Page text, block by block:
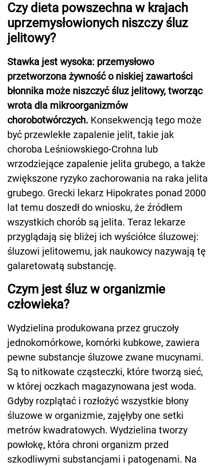
Czy dieta powszechna w krajach
uprzemysłowionych niszczy śluz
jelitowy?
Stawka jest wysoka: przemysłowo
przetworzona żywność o niskiej zawartości
błonnika może niszczyć śluz jelitowy, tworząc
wrota dla mikroorganizmów
chorobotwórczych. Konsekwencją tego może
być przewlekłe zapalenie jelit, takie jak
choroba Leśniowskiego-Crohna lub
wrzodziejące zapalenie jelita grubego, a także
zwiększone ryzyko zachorowania na raka jelita
grubego. Grecki lekarz Hipokrates ponad 2000
lat temu doszedł do wniosku, że źródłem
wszystkich chorób są jelita. Teraz lekarze
przyglądają się bliżej ich wyściółce śluzowej:
śluzowi jelitowemu, jak naukowcy nazywają tę
galaretowatą substancję.
Czym jest śluz w organizmie
człowieka?
Wydzielina produkowana przez gruczoły
jednokomórkowe, komórki kubkowe, zawiera
pewne substancje śluzowe zwane mucynami.
Są to nitkowate cząsteczki, które tworzą sieć,
w której oczkach magazynowana jest woda.
Gdyby rozplątać i rozłożyć wszystkie błony
śluzowe w organizmie, zajęłyby one setki
metrów kwadratowych. Wydzielina tworzy
powłokę, która chroni organizm przed
szkodliwymi substancjami i patogenami. Na